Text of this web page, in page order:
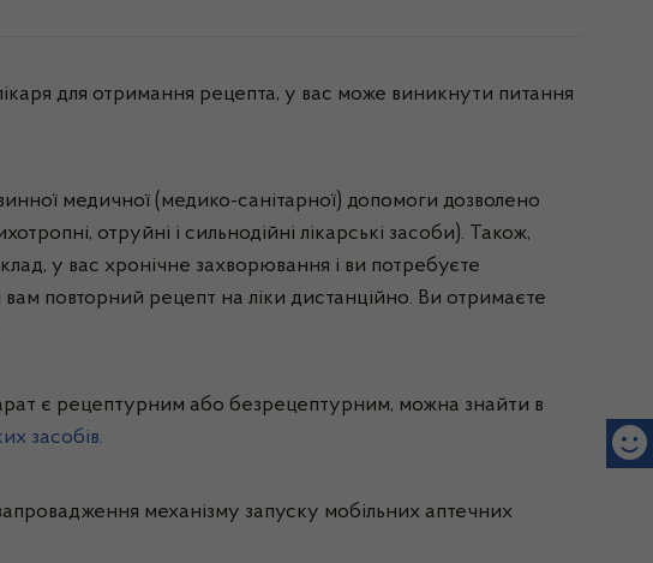
для отримання рецепта, у вас може виникнути питання
медичної (медико-санітарної) допомоги дозволено
отруйні і сильнодійні лікарські засоби). Також,
у вас хронічне захворювання і ви потребуєте
повторний рецепт на ліки дистанційно. Ви отримаєте
є рецептурним або безрецептурним, можна знайти в
засобів.
механізму запуску мобільних аптечних